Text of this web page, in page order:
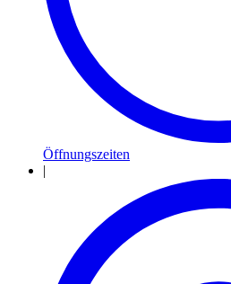
Öffnungszeiten
|